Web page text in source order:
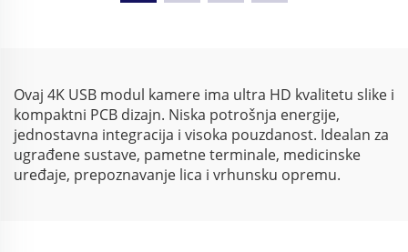
modul za konferenciju,
Ovaj 4K USB modul kamere ima ultra HD kvalitetu slike i
kompaktni PCB dizajn. Niska potrošnja energije,
jednostavna integracija i visoka pouzdanost. Idealan za
ugrađene sustave, pametne terminale, medicinske
uređaje, prepoznavanje lica i vrhunsku opremu.